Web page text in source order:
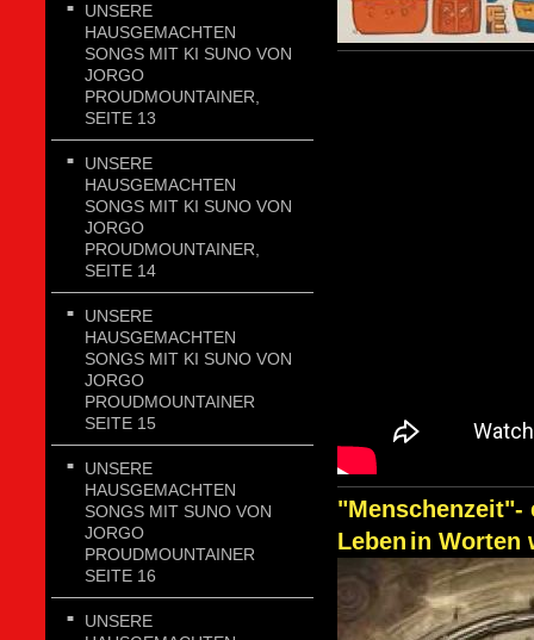
UNSERE
HAUSGEMACHTEN
SONGS MIT KI SUNO VON
JORGO
PROUDMOUNTAINER,
SEITE 13
UNSERE
HAUSGEMACHTEN
SONGS MIT KI SUNO VON
JORGO
PROUDMOUNTAINER,
SEITE 14
UNSERE
HAUSGEMACHTEN
SONGS MIT KI SUNO VON
JORGO
PROUDMOUNTAINER
SEITE 15
UNSERE
HAUSGEMACHTEN
SONGS MIT SUNO VON
JORGO
PROUDMOUNTAINER
SEITE 16
UNSERE
"Menschenzeit"-
Leben in Worten